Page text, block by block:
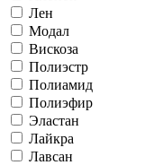
Лен
Модал
Вискоза
Полиэстр
Полиамид
Полиэфир
Эластан
Лайкра
Лавсан